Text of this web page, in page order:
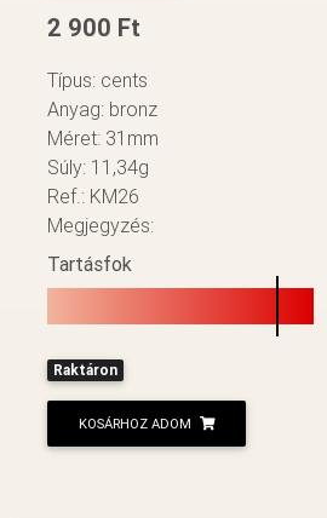
2 900 Ft
Típus: cents
Anyag: bronz
Méret: 31mm
Súly: 11,34g
Ref.: KM26
Megjegyzés:
Tartásfok
Raktáron
KOSÁRHOZ ADOM